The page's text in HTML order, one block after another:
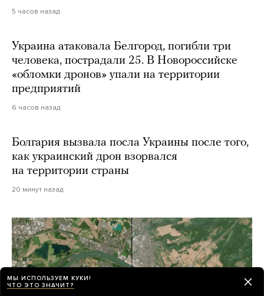
5 часов назад
Украина атаковала Белгород, погибли три
человека, пострадали 25. В Новороссийске
«обломки дронов» упали на территории
предприятий
6 часов назад
Болгария вызвала посла Украины после того,
как украинский дрон взорвался
на территории страны
20 минут назад
МЫ ИСПОЛЬЗУЕМ КУКИ!
ЧТО ЭТО ЗНАЧИТ?